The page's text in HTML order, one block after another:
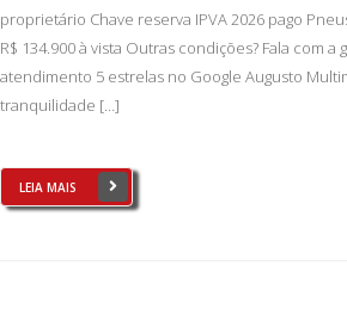
proprietário Chave reserva IPVA 2026 pago
R$ 134.900 à vista Outras condições? Fala com a
atendimento 5 estrelas no Google Augusto
tranquilidade […]
LEIA MAIS